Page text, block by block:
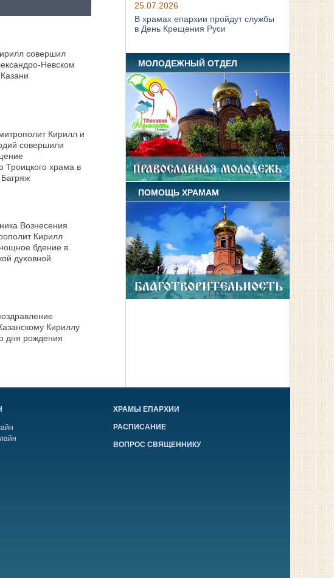
совершил
Невском
Кирилл и
совершили
Троицкого храма в
Вознесения
Кирилл
бдение в
духовной
Кириллу
дня рождения
25.07.2026
В храмах епархии пройдут службы
в День Крещения Руси
МОЛОДЕЖНЫЙ ОТДЕЛ
ПОМОЩЬ ХРАМАМ
ХРАМЫ ЕПАРХИИ
РАСПИСАНИЕ
ВОПРОС СВЯЩЕННИКУ